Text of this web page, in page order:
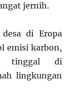
jernih.
desa di Eropa
emisi karbon,
tinggal di
lingkungan